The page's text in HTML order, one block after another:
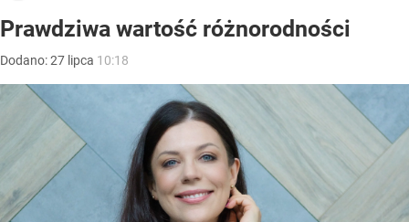
Prawdziwa wartość różnorodności
Dodano:27 lipca 10:18